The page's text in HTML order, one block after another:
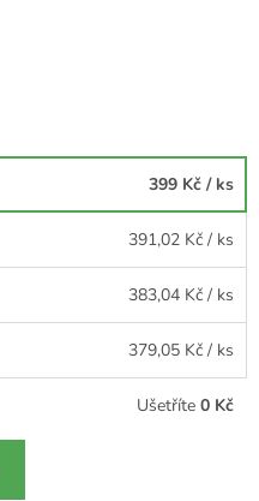
399 Kč / ks
391,02 Kč / ks
383,04 Kč / ks
379,05 Kč / ks
Ušetříte 0 Kč